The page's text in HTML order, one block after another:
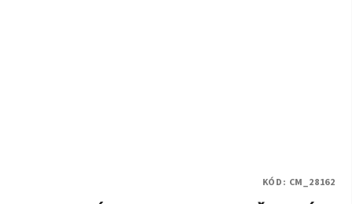
KÓD: CM_28162